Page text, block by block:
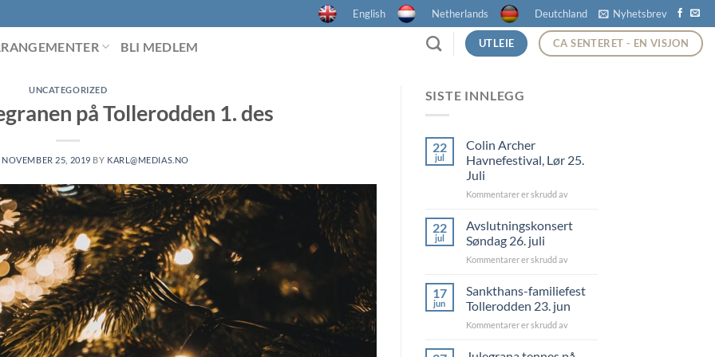
English Netherlands Deutchland Nyhetsbrev
BLI MEDLEM UTLEIE CA SENTERET - EN VISJON
UNCATEGORIZED
på Tollerodden 1. des
NOVEMBER 25, 2019 BY KARL@MEDIAS.NO
SISTE INNLEGG
22
jul
Colin Archer
Havnefestival, Lør 25.
Juli
Kommentarer er skrudd avfor
Archer
Havnefestival,
25.
22
jul
Avslutningskonsert
Søndag 26. juli
Kommentarer er skrudd avfor
Søndag
26.
juli
17
jun
Sankthans-familiefest
Tollerodden 23. jun
Kommentarer er skrudd avfor
familiefest